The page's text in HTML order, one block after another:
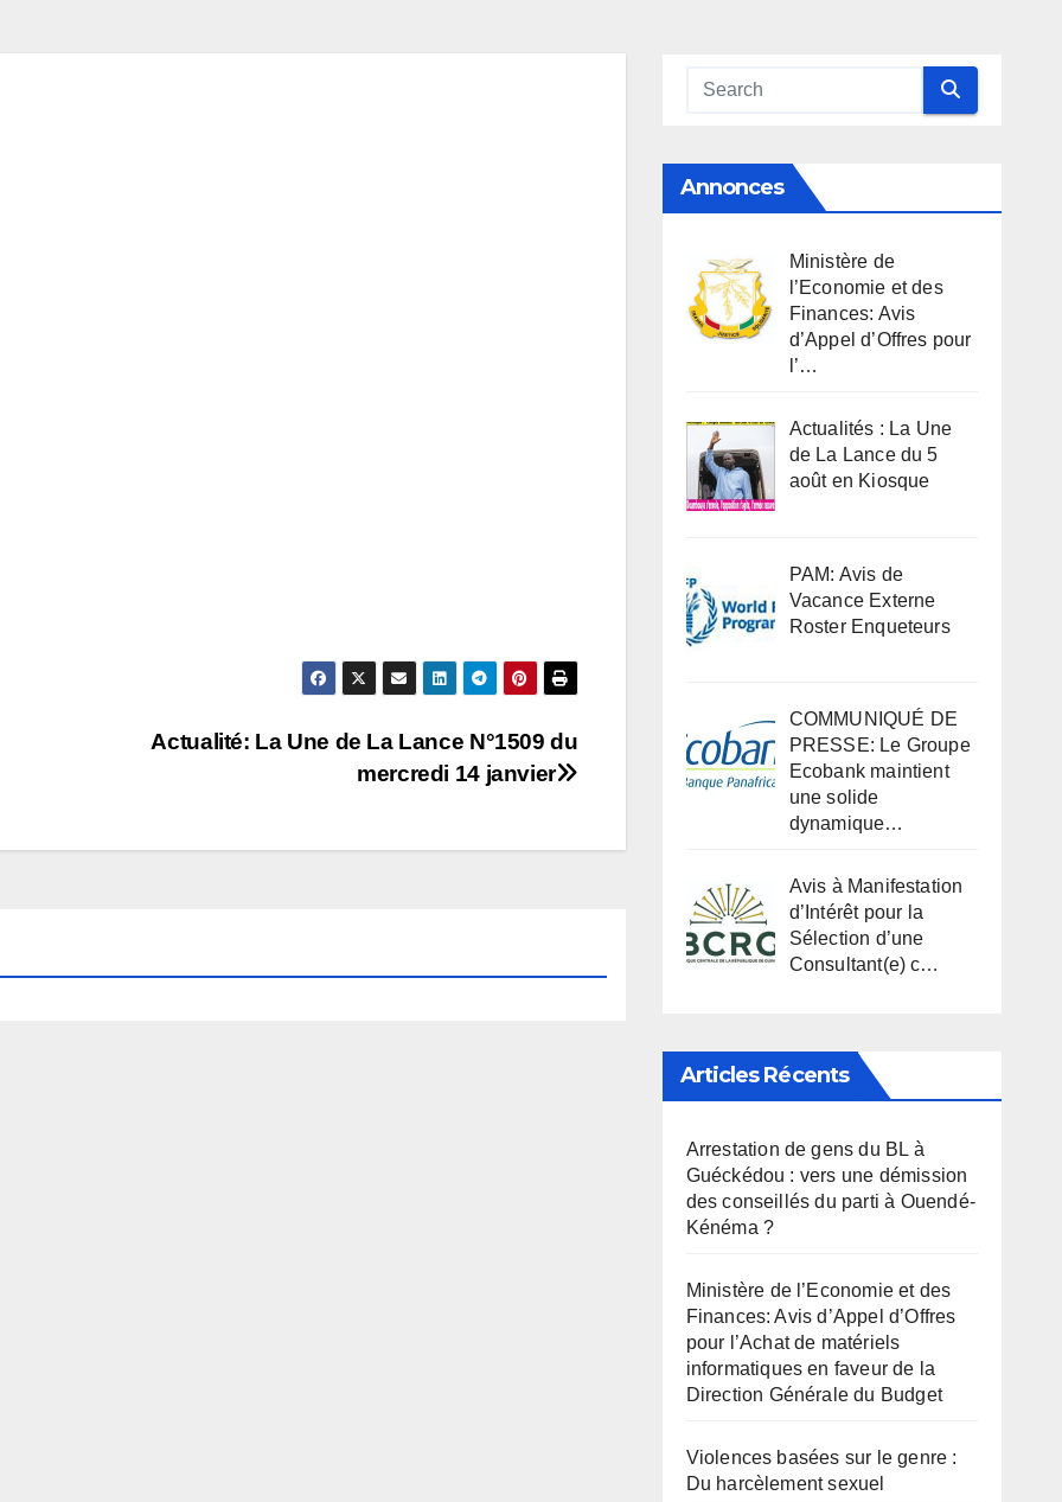
Actualité: La Une de La Lance N°1509 du
mercredi 14 janvier
Annonces
Ministère de
l’Economie et des
Finances: Avis
d’Appel d’Offres pour
l’…
Actualités : La Une
de La Lance du 5
août en Kiosque
PAM: Avis de
Vacance Externe
Roster Enqueteurs
COMMUNIQUÉ DE
PRESSE: Le Groupe
Ecobank maintient
une solide
dynamique…
Avis à Manifestation
d’Intérêt pour la
Sélection d’une
Consultant(e) c…
Articles Récents
Arrestation de gens du BL à
Guéckédou : vers une démission
des conseillés du parti à Ouendé-
Kénéma ?
Ministère de l’Economie et des
Finances: Avis d’Appel d’Offres
pour l’Achat de matériels
informatiques en faveur de la
Direction Générale du Budget
Violences basées sur le genre :
Du harcèlement sexuel